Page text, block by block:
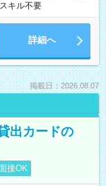
キル不要
詳細へ
掲載日：2026.08.07
出カードの
接OK